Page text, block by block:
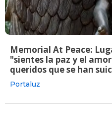
Memorial At Peace:
"sientes la paz y el
queridos que se han
Portaluz